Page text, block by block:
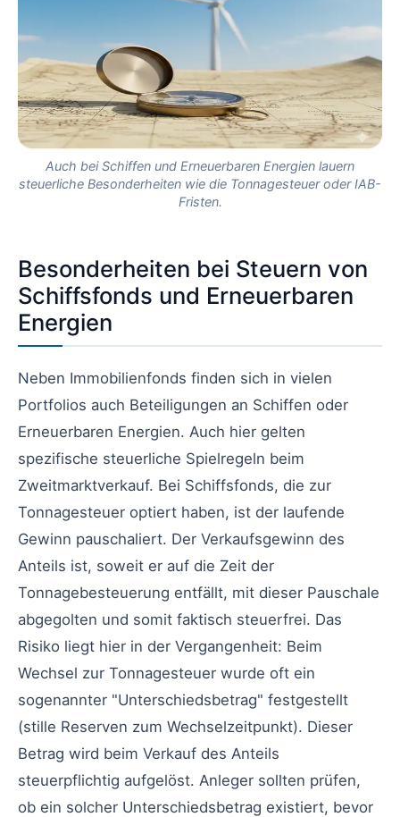
Auch bei Schiffen und Erneuerbaren Energien lauern
steuerliche Besonderheiten wie die Tonnagesteuer oder IAB-
Fristen.
Besonderheiten bei Steuern von
Schiffsfonds und Erneuerbaren
Energien
Neben Immobilienfonds finden sich in vielen
Portfolios auch Beteiligungen an Schiffen oder
Erneuerbaren Energien. Auch hier gelten
spezifische steuerliche Spielregeln beim
Zweitmarktverkauf. Bei Schiffsfonds, die zur
Tonnagesteuer optiert haben, ist der laufende
Gewinn pauschaliert. Der Verkaufsgewinn des
Anteils ist, soweit er auf die Zeit der
Tonnagebesteuerung entfällt, mit dieser Pauschale
abgegolten und somit faktisch steuerfrei. Das
Risiko liegt hier in der Vergangenheit: Beim
Wechsel zur Tonnagesteuer wurde oft ein
sogenannter "Unterschiedsbetrag" festgestellt
(stille Reserven zum Wechselzeitpunkt). Dieser
Betrag wird beim Verkauf des Anteils
steuerpflichtig aufgelöst. Anleger sollten prüfen,
ob ein solcher Unterschiedsbetrag existiert, bevor